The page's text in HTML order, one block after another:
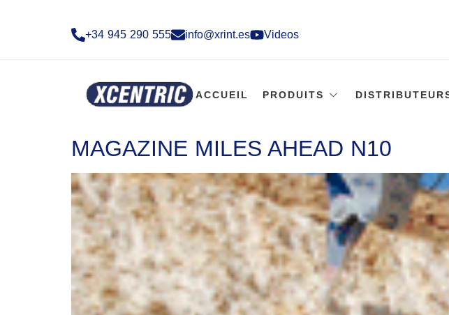
+34 945 290 555​ info@xrint.es Videos
ACCUEIL PRODUITS
MAGAZINE MILES AHEAD N10